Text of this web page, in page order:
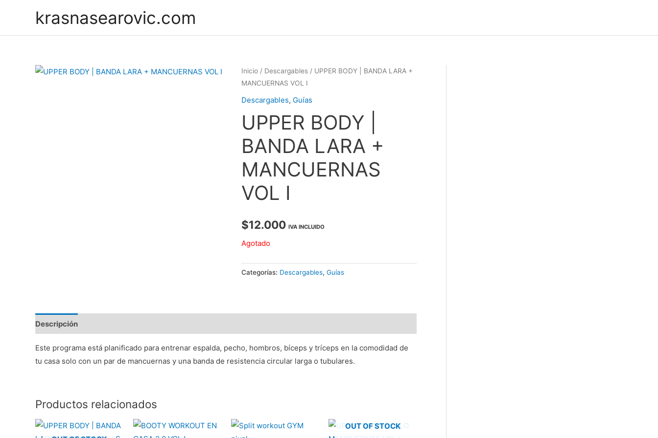
krasnasearovic.com
Inicio/ Descargables/ UPPER BODY | BANDA LARA +
MANCUERNAS VOL I
Descargables, Guías
UPPER BODY |
BANDA LARA +
MANCUERNAS
VOL I
$12.000 IVA INCLUIDO
Agotado
Categorías: Descargables, Guías
Descripción
Este programa está planificado para entrenar espalda, pecho, hombros, bíceps y tríceps en la comodidad de
tu casa solo con un par de mancuernas y una banda de resistencia circular larga o tubulares.
Productos relacionados
OUT OF STOCK